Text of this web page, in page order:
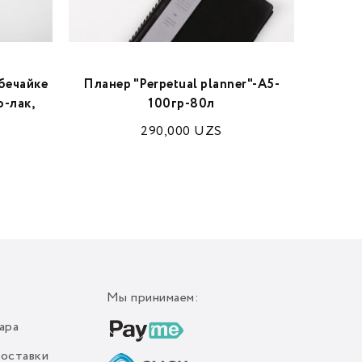
лак,
Планер "Perpetual planner"-A5-
100гр-80л
290,000 UZS
Мы принимаем: